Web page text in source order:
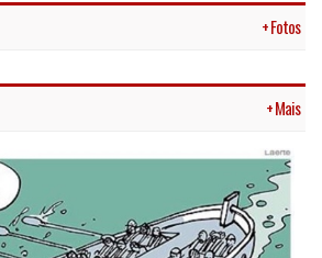
+ Fotos
+ Mais